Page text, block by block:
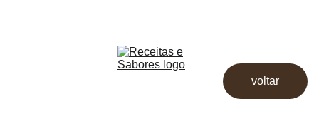
voltar